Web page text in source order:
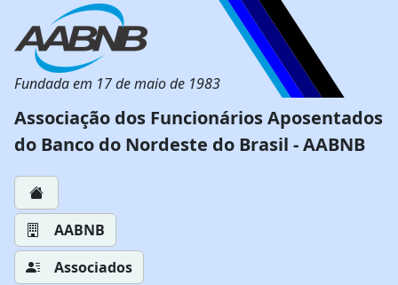
Fundada em 17 de maio de 1983
Associação dos Funcionários Aposentados
do Banco do Nordeste do Brasil - AABNB
AABNB
Associados